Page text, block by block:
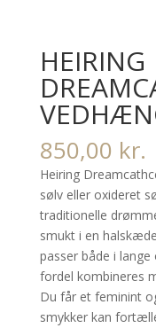
HEIRING
850,00 kr.
Heiring
sølv eller oxideret
traditionelle
smukt i en
passer både i
fordel kombineres
Du får et feminint
smykker kan